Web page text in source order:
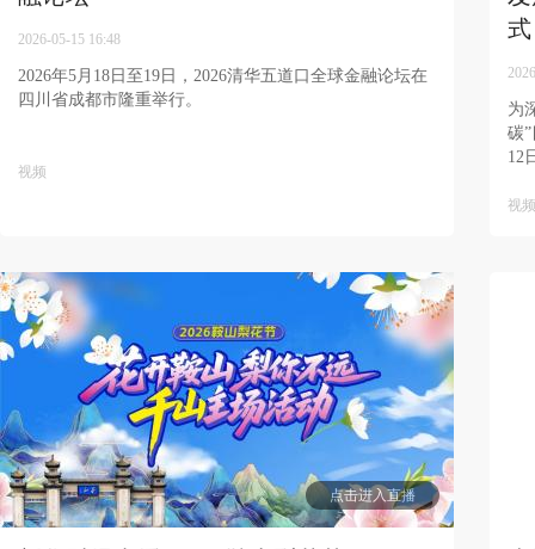
2026-05-15 16:48
2026年5月18日至19日，2026清华五道口全球金融论坛在
四川省成都市隆重举行。 ​
视频
式
为
碳
12
视频
点击进入直播